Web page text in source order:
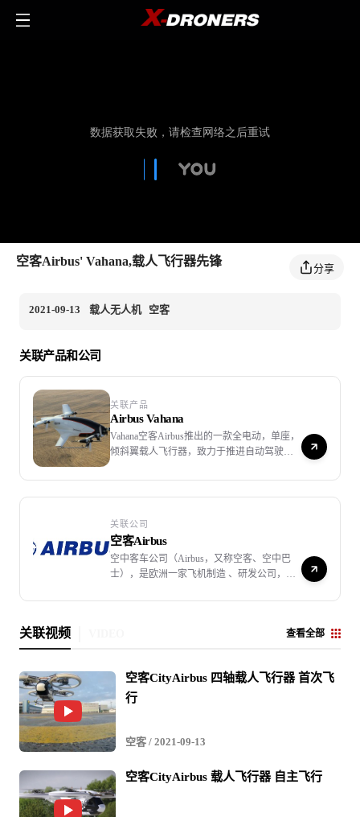
空客Airbus' Vahana,载人飞行器先锋 分享
2021-09-13 载人无人机 空客
关联产品和公司
关联产品
Airbus Vahana
Vahana空客Airbus推出的一款全电动，单座，
倾斜翼载人飞行器，致力于推进自动驾驶的
关联公司
空客Airbus
空中客车公司（Airbus，又称空客、空中巴
士），是欧洲一家飞机制造 、研发公司，
份由欧洲宇航防务集团公司（EADS）100%
关联视频 查看全部
空客CityAirbus 四轴载人飞行器 首次飞
行
空客 / 2021-09-13
空客CityAirbus 载人飞行器 自主飞行